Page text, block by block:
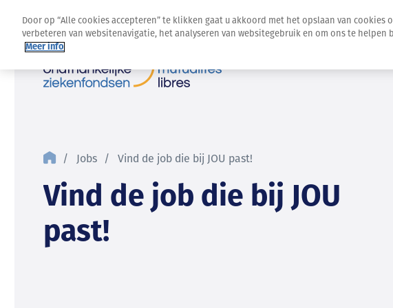
Jobs Vind de job die bij JOU past!
Vind de job die bij JOU
past!
Door op “Alle cookies accepteren” te klikken gaat u akkoord met het opslaan van cookies
verbeteren van websitenavigatie, het analyseren van websitegebruik en om ons te
Meer info